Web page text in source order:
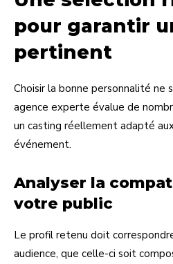
pour garantir
pertinent
Choisir la bonne personnalité ne
agence experte évalue de
un casting réellement adapté
événement.
Analyser la
votre public
Le profil retenu doit
audience, que celle-ci soit